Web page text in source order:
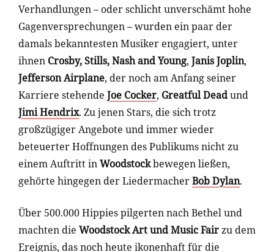
Verhandlungen – oder schlicht unverschämt hohe
Gagenversprechungen – wurden ein paar der
damals bekanntesten Musiker engagiert, unter
ihnen Crosby, Stills, Nash and Young, Janis Joplin,
Jefferson Airplane, der noch am Anfang seiner
Karriere stehende Joe Cocker, Greatful Deadund
Jimi Hendrix. Zu jenen Stars, die sich trotz
großzügiger Angebote und immer wieder
beteuerter Hoffnungen des Publikums nicht zu
einem Auftritt inWoodstockbewegen ließen,
gehörte hingegen der LiedermacherBob Dylan.
Über 500.000 Hippies pilgerten nach Bethel und
machten die Woodstock Art und Music Fairzu dem
Ereignis, das noch heute ikonenhaft für die